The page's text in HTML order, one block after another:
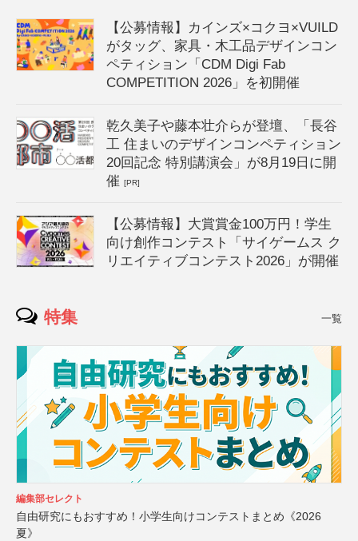
【公募情報】カインズ×コクヨ×VUILD
がタッグ、家具・木工品デザインコン
ペティション「CDM Digi Fab
COMPETITION 2026」を初開催
乾久美子や藤本壮介らが登壇、「長谷
工 住まいのデザインコンペティション
20回記念 特別講演会」が8月19日に開
催[PR]
【公募情報】大賞賞金100万円！学生
向け創作コンテスト「サイゲームス ク
リエイティブコンテスト2026」が開催
特集 一覧
編集部セレクト
自由研究にもおすすめ！小学生向けコンテストまとめ《2026
夏》